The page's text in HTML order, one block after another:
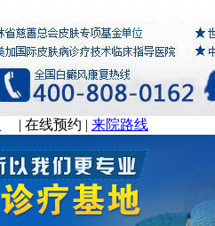
| 在线预约 | 来院路线